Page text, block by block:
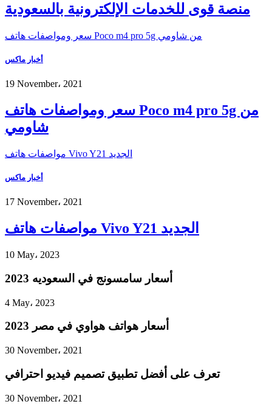
منصة قوى للخدمات الإلكترونية بالسعودية
سعر ومواصفات هاتف Poco m4 pro 5g من شاومي
أخبار ماكس
19 November، 2021
سعر ومواصفات هاتف Poco m4 pro 5g من
شاومي
مواصفات هاتف Vivo Y21 الجديد
أخبار ماكس
17 November، 2021
مواصفات هاتف Vivo Y21 الجديد
10 May، 2023
أسعار سامسونج في السعوديه 2023
4 May، 2023
أسعار هواتف هواوي في مصر 2023
30 November، 2021
تعرف على أفضل تطبيق تصميم فيديو احترافي
30 November، 2021